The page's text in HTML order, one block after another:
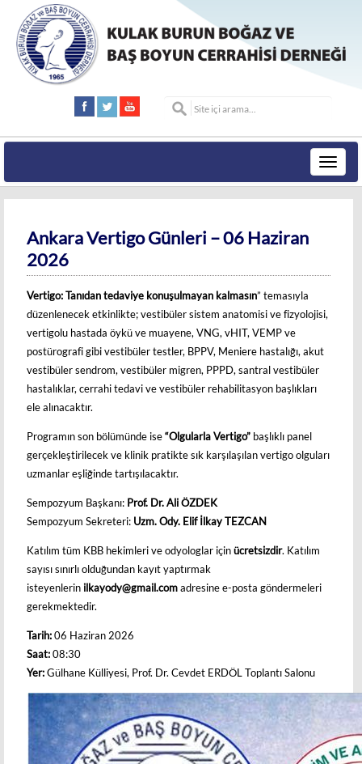
Toggle
Ankara Vertigo Günleri – 06 Haziran
2026
Vertigo: Tanıdan tedaviye konuşulmayan kalmasın” temasıyla
düzenlenecek etkinlikte; vestibüler sistem anatomisi ve fizyolojisi,
vertigolu hastada öykü ve muayene, VNG, vHIT, VEMP ve
postürografi gibi vestibüler testler, BPPV, Meniere hastalığı, akut
vestibüler sendrom, vestibüler migren, PPPD, santral vestibüler
hastalıklar, cerrahi tedavi ve vestibüler rehabilitasyon başlıkları
ele alınacaktır.
Programın son bölümünde ise “Olgularla Vertigo” başlıklı panel
gerçekleştirilecek ve klinik pratikte sık karşılaşılan vertigo olguları
uzmanlar eşliğinde tartışılacaktır.
Sempozyum Başkanı: Prof. Dr. Ali ÖZDEK
Sempozyum Sekreteri: Uzm. Ody. Elif İlkay TEZCAN
Katılım tüm KBB hekimleri ve odyologlar için ücretsizdir. Katılım
sayısı sınırlı olduğundan kayıt yaptırmak
isteyenlerin ilkayody@gmail.com adresine e-posta göndermeleri
gerekmektedir.
Tarih: 06 Haziran 2026
Saat: 08:30
Yer: Gülhane Külliyesi, Prof. Dr. Cevdet ERDÖL Toplantı Salonu